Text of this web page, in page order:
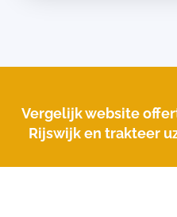
Vergelijk website
Rijswijk en trakteer